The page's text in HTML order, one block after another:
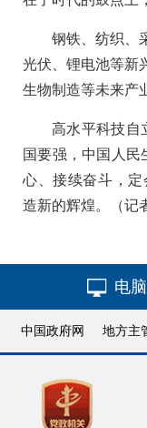
钢铁、纺织、
光伏、锂电池等新
生物制造等未来产
高水平科技自
国要强，中国人民
心、接续奋斗，
造新的辉煌。（记
电
中国政府网 地方主